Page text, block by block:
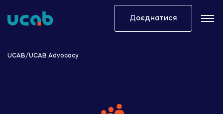
to
Доєднатися
UCAB/UCAB Advocacy